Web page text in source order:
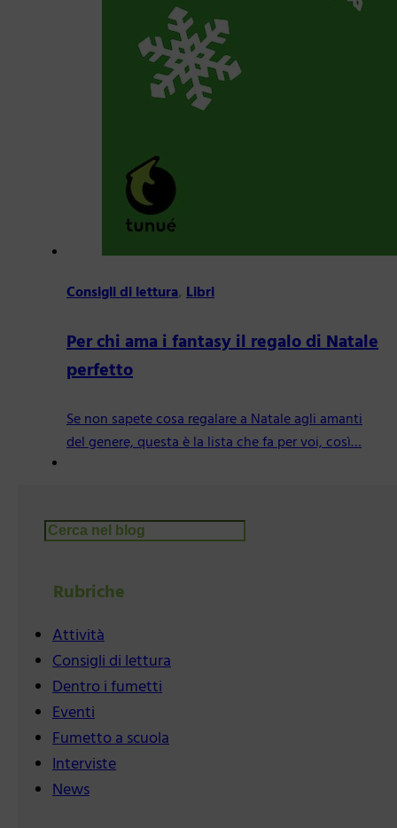
Consigli di lettura,Libri
Per chi ama i fantasy il regalo di Natale
perfetto
Se non sapete cosa regalare a Natale agli amanti
del genere, questa è la lista che fa per voi, così…
Cerca
Rubriche
Attività
Consigli di lettura
Dentro i fumetti
Eventi
Fumetto a scuola
Interviste
News